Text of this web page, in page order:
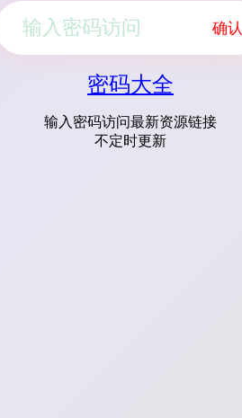
确认
密码大全
输入密码访问最新资源链接
不定时更新